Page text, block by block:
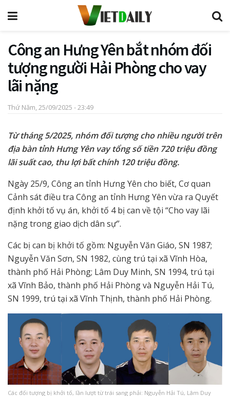
Công an Hưng Yên bắt nhóm đối
tượng người Hải Phòng cho vay
lãi nặng
Thứ Năm, 25/09/2025 - 23:49
Từ tháng 5/2025, nhóm đối tượng cho nhiều người trên
địa bàn tỉnh Hưng Yên vay tổng số tiền 720 triệu đồng
lãi suất cao, thu lợi bất chính 120 triệu đồng.
Ngày 25/9, Công an tỉnh Hưng Yên cho biết, Cơ quan
Cảnh sát điều tra Công an tỉnh Hưng Yên vừa ra Quyết
định khởi tố vụ án, khởi tố 4 bị can về tội “Cho vay lãi
nặng trong giao dịch dân sự”.
Các bị can bị khởi tố gồm: Nguyễn Văn Giáo, SN 1987;
Nguyễn Văn Sơn, SN 1982, cùng trú tại xã Vĩnh Hòa,
thành phố Hải Phòng; Lâm Duy Minh, SN 1994, trú tại
xã Vĩnh Bảo, thành phố Hải Phòng và Nguyễn Hải Tú,
SN 1999, trú tại xã Vĩnh Thịnh, thành phố Hải Phòng.
Các đối tượng bị khởi tố, lần lượt từ trái sang phải: Nguyễn Hải Tú, Lâm Duy